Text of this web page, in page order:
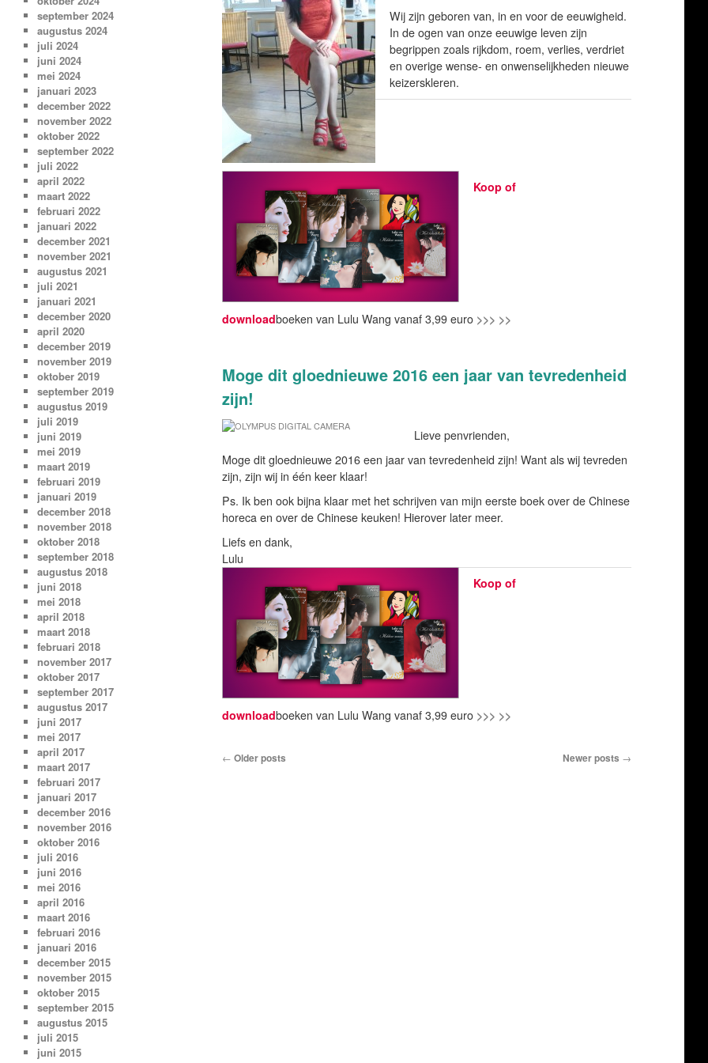
Wij zijn geboren van, in en voor de eeuwigheid.
In de ogen van onze eeuwige leven zijn
begrippen zoals rijkdom, roem, verlies, verdriet
en overige wense- en onwenselijkheden nieuwe
keizerskleren.
Koop of
downloadboeken van Lulu Wang vanaf 3,99 euro >>> >>
Moge dit gloednieuwe 2016 een jaar van tevredenheid
zijn!
Lieve penvrienden,
Moge dit gloednieuwe 2016 een jaar van tevredenheid zijn! Want als wij tevreden
zijn, zijn wij in één keer klaar!
Ps. Ik ben ook bijna klaar met het schrijven van mijn eerste boek over de Chinese
horeca en over de Chinese keuken! Hierover later meer.
Liefs en dank,
Lulu
Koop of
downloadboeken van Lulu Wang vanaf 3,99 euro >>> >>
Post navigation
← Older posts Newer posts →
september 2024
augustus 2024
juli 2024
juni 2024
mei 2024
januari 2023
december 2022
november 2022
oktober 2022
september 2022
juli 2022
april 2022
maart 2022
februari 2022
januari 2022
december 2021
november 2021
augustus 2021
juli 2021
januari 2021
december 2020
april 2020
december 2019
november 2019
oktober 2019
september 2019
augustus 2019
juli 2019
juni 2019
mei 2019
maart 2019
februari 2019
januari 2019
december 2018
november 2018
oktober 2018
september 2018
augustus 2018
juni 2018
mei 2018
april 2018
maart 2018
februari 2018
november 2017
oktober 2017
september 2017
augustus 2017
juni 2017
mei 2017
april 2017
maart 2017
februari 2017
januari 2017
december 2016
november 2016
oktober 2016
juli 2016
juni 2016
mei 2016
april 2016
maart 2016
februari 2016
januari 2016
december 2015
november 2015
oktober 2015
september 2015
augustus 2015
juli 2015
juni 2015